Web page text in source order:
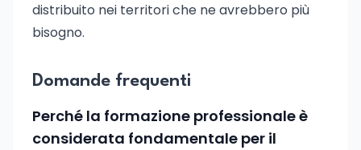
distribuito nei territori che ne avrebbero più
bisogno.
Domande frequenti
Perché la formazione professionale è
considerata fondamentale per il